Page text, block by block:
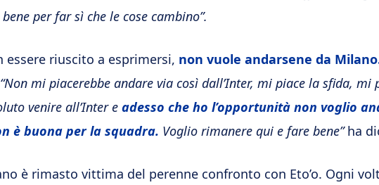
per far sì che le cose cambino”.
essere riuscito a esprimersi, non vuole andarsene da
“Non mi piacerebbe andare via così dall’Inter, mi piace la sfida, mi
venire all’Inter e adesso che ho l’opportunità non voglio
è buona per la squadra. Voglio rimanere qui e fare bene”ha
è rimasto vittima del perenne confronto con Eto’o. Ogni